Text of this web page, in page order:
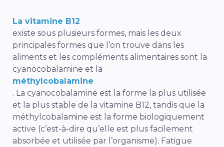
La vitamine B12
existe sous plusieurs formes, mais les deux
principales formes que l’on trouve dans les
aliments et les compléments alimentaires sont la
cyanocobalamine et la
méthylcobalamine
. La cyanocobalamine est la forme la plus utilisée
et la plus stable de la vitamine B12, tandis que la
méthylcobalamine est la forme biologiquement
active (c’est-à-dire qu’elle est plus facilement
absorbée et utilisée par l’organisme). Fatigue